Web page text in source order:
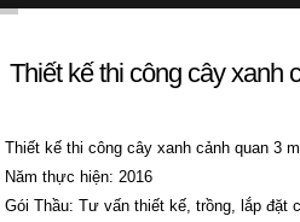
Thiết kế thi công cây xanh
Thiết kế thi công cây xanh cảnh quan 3
Năm thực hiện: 2016
Gói Thầu: Tư vấn thiết kế, trồng, lắp đặt